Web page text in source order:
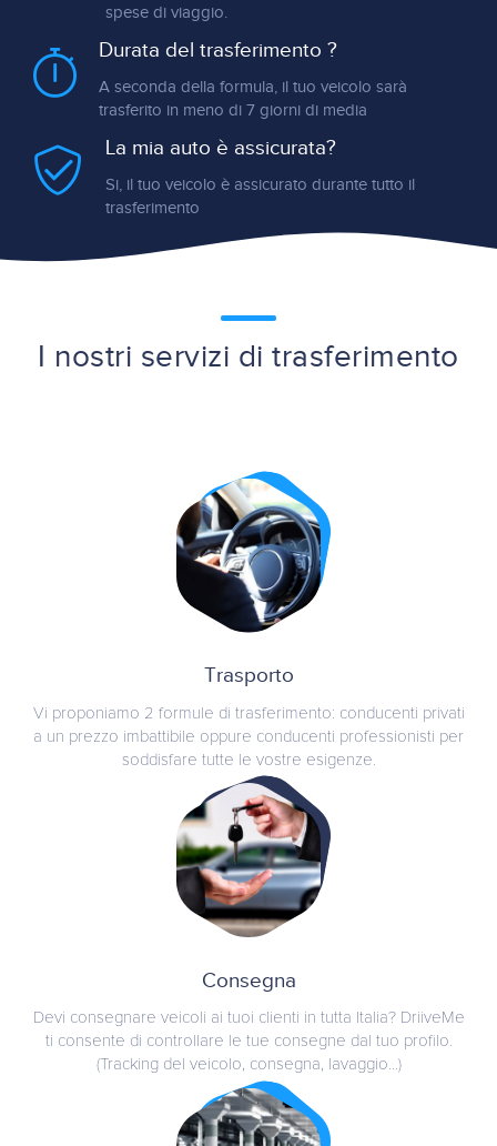
spese di viaggio.
Durata del trasferimento ?
A seconda della formula, il tuo veicolo sarà
trasferito in meno di 7 giorni di media
La mia auto è assicurata?
Si, il tuo veicolo è assicurato durante tutto il
trasferimento
I nostri servizi di trasferimento
Trasporto
Vi proponiamo 2 formule di trasferimento: conducenti privati
a un prezzo imbattibile oppure conducenti professionisti per
soddisfare tutte le vostre esigenze.
Consegna
Devi consegnare veicoli ai tuoi clienti in tutta Italia? DriiveMe
ti consente di controllare le tue consegne dal tuo profilo.
(Tracking del veicolo, consegna, lavaggio...)